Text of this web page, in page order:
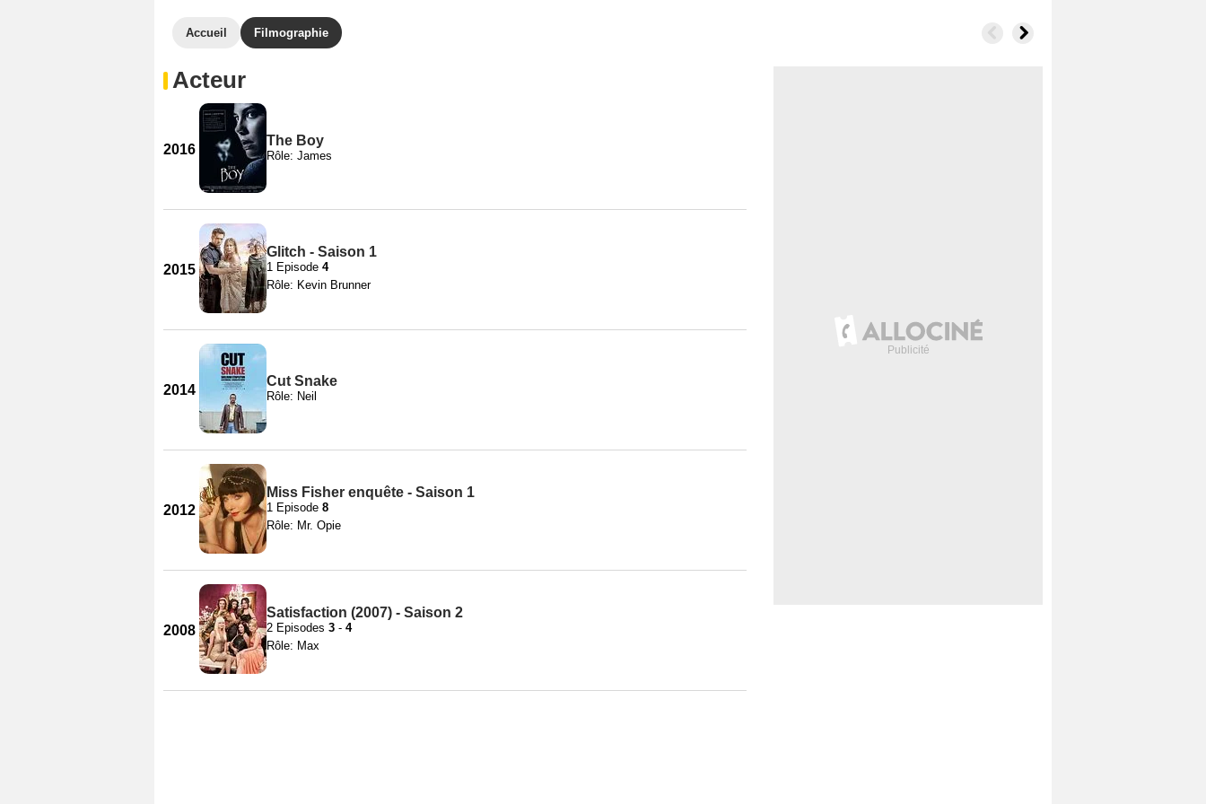
Accueil Filmographie
Acteur
2016
The Boy
Rôle: James
2015
Glitch - Saison 1
1 Episode 4
Rôle: Kevin Brunner
2014
Cut Snake
Rôle: Neil
2012
Miss Fisher enquête - Saison 1
1 Episode 8
Rôle: Mr. Opie
2008
Satisfaction (2007) - Saison 2
2 Episodes 3 - 4
Rôle: Max